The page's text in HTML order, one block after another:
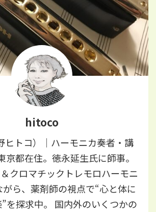
hitoco
ヒトコ）｜ハーモニカ奏者・講
京都在住。徳永延生氏に師事。
クロマチックトレモロハーモニ
ら、薬剤師の視点で“心と体に
を探求中。 国内外のいくつかの